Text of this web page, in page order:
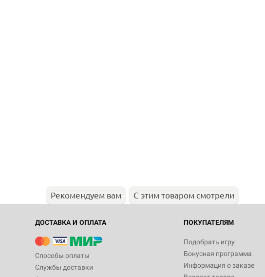
Рекомендуем вам С этим товаром смотрели
ДОСТАВКА И ОПЛАТА
Способы оплаты
Службы доставки
ПОКУПАТЕЛЯМ
Подобрать игру
Бонусная программа
Информация о заказе